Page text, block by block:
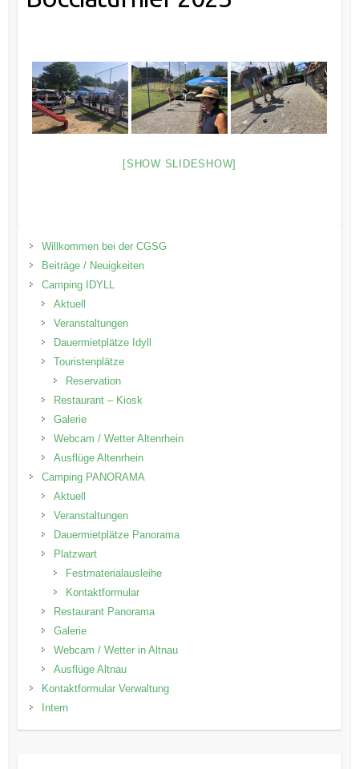
[SHOW SLIDESHOW]
Willkommen bei der CGSG
Beiträge / Neuigkeiten
Camping IDYLL
Aktuell
Veranstaltungen
Dauermietplätze Idyll
Touristenplätze
Reservation
Restaurant – Kiosk
Galerie
Webcam / Wetter Altenrhein
Ausflüge Altenrhein
Camping PANORAMA
Aktuell
Veranstaltungen
Dauermietplätze Panorama
Platzwart
Festmaterialausleihe
Kontaktformular
Restaurant Panorama
Galerie
Webcam / Wetter in Altnau
Ausflüge Altnau
Kontaktformular Verwaltung
Intern